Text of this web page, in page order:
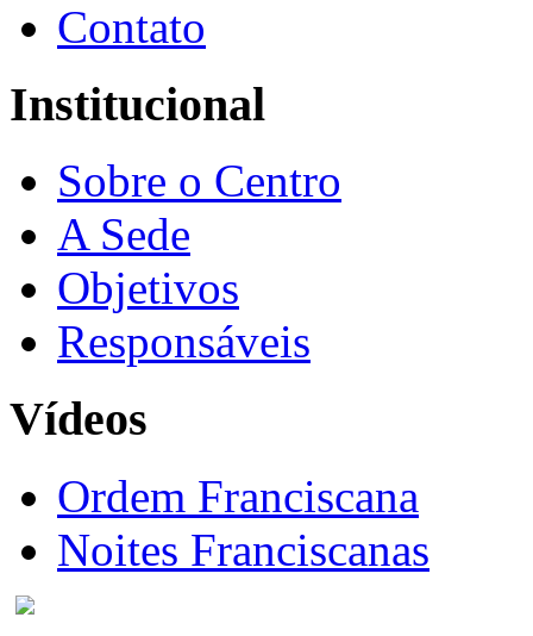
Contato
Institucional
Sobre o Centro
A Sede
Objetivos
Responsáveis
Vídeos
Ordem Franciscana
Noites Franciscanas